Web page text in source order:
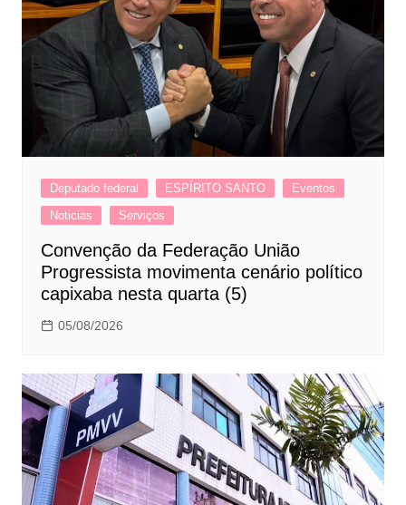
Deputado federal ESPÍRITO SANTO
Eventos
Noticias
Serviços
Convenção da Federação União
Progressista movimenta cenário político
capixaba nesta quarta (5)
05/08/2026